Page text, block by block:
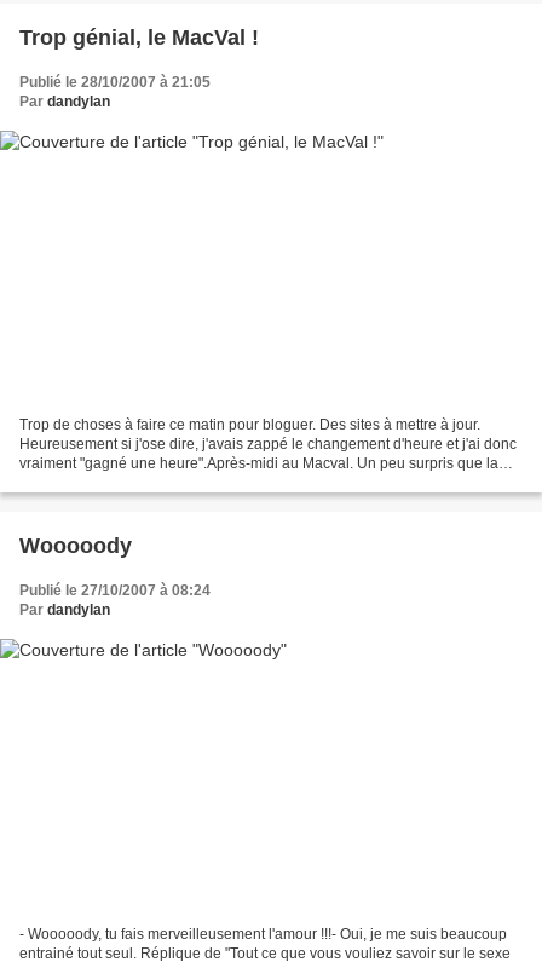
Trop génial, le MacVal !
Publié le 28/10/2007 à 21:05
Par dandylan
Trop de choses à faire ce matin pour bloguer. Des sites à mettre à jour.
Heureusement si j'ose dire, j'avais zappé le changement d'heure et j'ai donc
vraiment "gagné une heure".Après-midi au Macval. Un peu surpris que la
Wooooody
Publié le 27/10/2007 à 08:24
Par dandylan
- Wooooody, tu fais merveilleusement l'amour !!!- Oui, je me suis beaucoup
entrainé tout seul. Réplique de "Tout ce que vous vouliez savoir sur le sexe